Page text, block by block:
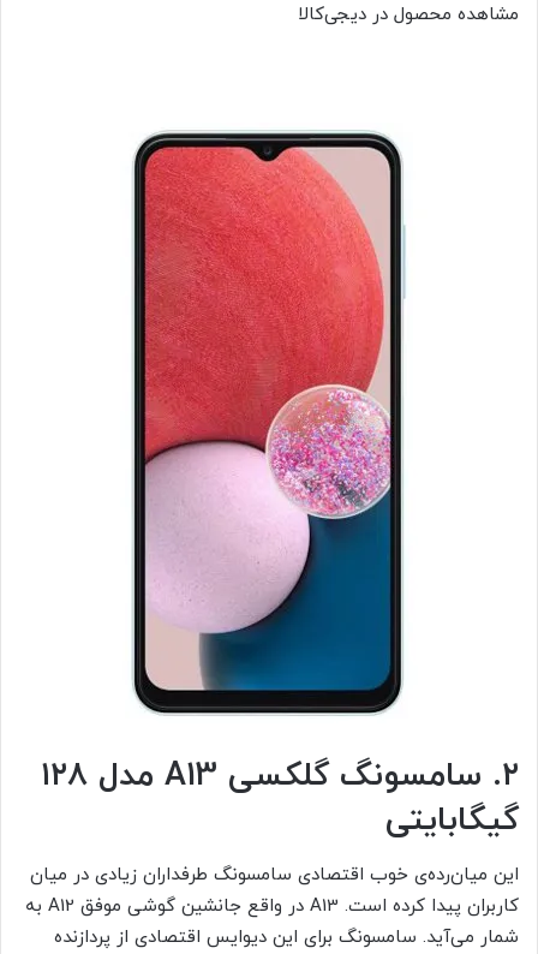
مشاهده محصول در دیجی‌کالا
۲. سامسونگ گلکسی A13 مدل ۱۲۸
گیگابایتی
این میان‌رده‌ی خوب اقتصادی سامسونگ طرفداران زیادی در میان
کاربران پیدا کرده است. A13 در واقع جانشین گوشی موفق A12 به
شمار می‌آید. سامسونگ برای این دیوایس اقتصادی از پردازنده‌